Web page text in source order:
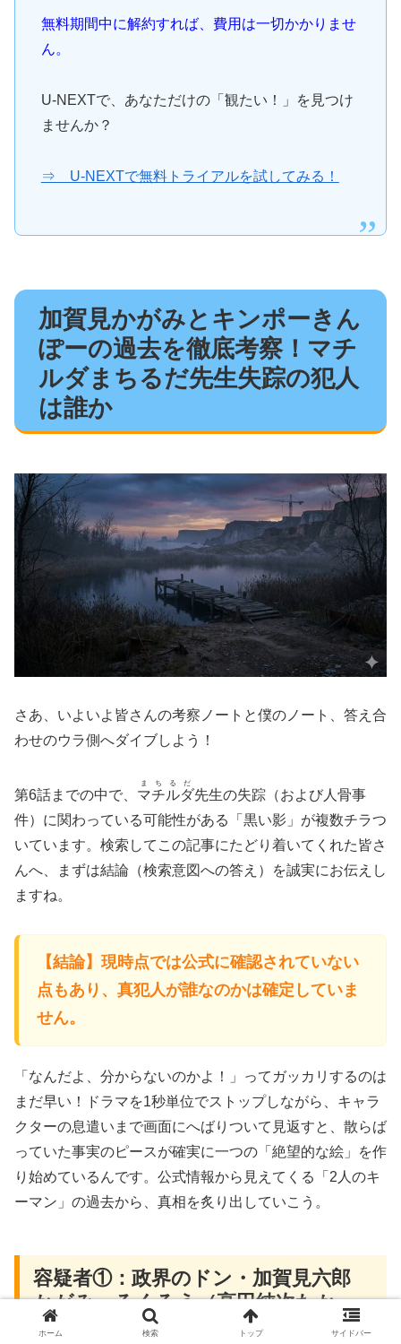
無料期間中に解約すれば、費用は一切かかりませ
ん。
U-NEXTで、あなただけの「観たい！」を見つけ
ませんか？
⇒ U-NEXTで無料トライアルを試してみる！
加賀見かがみとキンポーきん
ぽーの過去を徹底考察！マチ
ルダまちるだ先生失踪の犯人
は誰か
さあ、いよいよ皆さんの考察ノートと僕のノート、答え合
わせのウラ側へダイブしよう！
第6話までの中で、 マチルダ
まちるだ
先生の失踪（および人骨事
件）に関わっている可能性がある「黒い影」が複数チラつ
いています。検索してこの記事にたどり着いてくれた皆さ
んへ、まずは結論（検索意図への答え）を誠実にお伝えし
ますね。
【結論】現時点では公式に確認されていない
点もあり、真犯人が誰なのかは確定していま
せん。
「なんだよ、分からないのかよ！」ってガッカリするのは
まだ早い！ドラマを1秒単位でストップしながら、キャラ
クターの息遣いまで画面にへばりついて見返すと、散らば
っていた事実のピースが確実に一つの「絶望的な絵」を作
り始めているんです。公式情報から見えてくる「2人のキ
ーマン」の過去から、真相を炙り出していこう。
容疑者①：政界のドン・加賀見六郎
かがみ・ろくろう（高田純次たか
だ・じゅんじ）の不穏な動き
ホーム 検索 トップ サイドバー